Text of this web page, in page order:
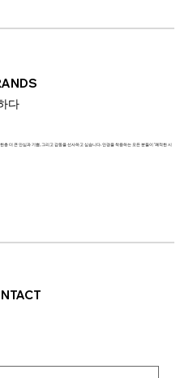
다
더 큰 안심과 기쁨, 그리고 감동을 선사하고 싶습니다. 안경을 착용하는 모든 분들이 '쾌적한 시